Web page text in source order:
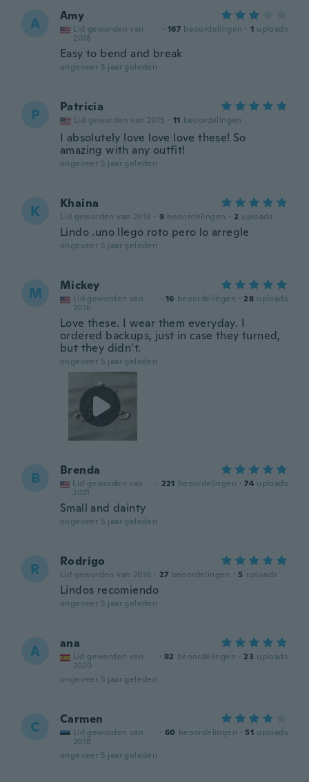
A Amy
Lid geworden van
2018
· 167 beoordelingen · 1 uploads
Easy to bend and break
ongeveer 5 jaar geleden
P Patricia
Lid geworden van 2015 · 11 beoordelingen
I absolutely love love love these! So
amazing with any outfit!
ongeveer 5 jaar geleden
K Khaina
Lid geworden van 2018 · 9 beoordelingen · 2 uploads
Lindo .uno llego roto pero lo arregle
ongeveer 5 jaar geleden
M Mickey
Lid geworden van
2016
· 16 beoordelingen · 28 uploads
Love these. I wear them everyday. I
ordered backups, just in case they turned,
but they didn’t.
ongeveer 5 jaar geleden
B Brenda
Lid geworden van
2021
· 221 beoordelingen · 74 uploads
Small and dainty
ongeveer 5 jaar geleden
R Rodrigo
Lid geworden van 2016 · 27 beoordelingen · 5 uploads
Lindos recomiendo
ongeveer 5 jaar geleden
A ana
Lid geworden van
2020
· 82 beoordelingen · 23 uploads
ongeveer 5 jaar geleden
C Carmen
Lid geworden van
2018
· 60 beoordelingen · 51 uploads
ongeveer 5 jaar geleden